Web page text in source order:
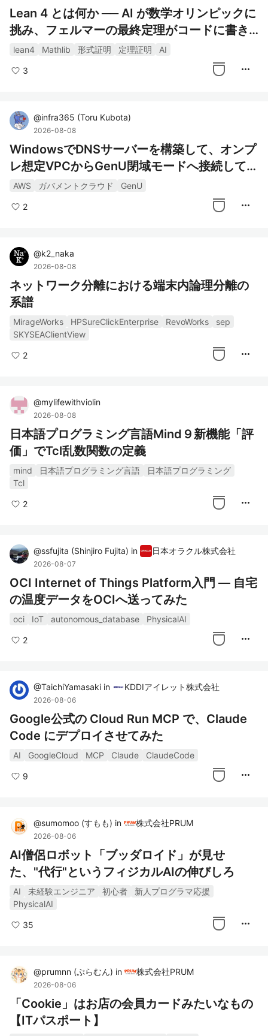
Lean 4 とは何か ── AI が数学オリンピックに
挑み、フェルマーの最終定理がコードに書き
写される時代の主役言語
lean4 Mathlib 形式証明 定理証明 AI
3 more_horiz
@infra365 (Toru Kubota)
2026-08-08
WindowsでDNSサーバーを構築して、オンプ
レ想定VPCからGenU閉域モードへ接続してみ
た
AWS ガバメントクラウド GenU
2 more_horiz
@k2_naka
2026-08-08
ネットワーク分離における端末内論理分離の
系譜
MirageWorks HPSureClickEnterprise RevoWorks
sep
SKYSEAClientView
2 more_horiz
@mylifewithviolin
2026-08-08
日本語プログラミング言語Mind９新機能「評
価」でTcl乱数関数の定義
mind 日本語プログラミング言語
日本語プログラミング
Tcl
2 more_horiz
@ssfujita (Shinjiro Fujita) in 日本オラクル株式会社
2026-08-07
OCI Internet of Things Platform入門 ― 自宅
の温度データをOCIへ送ってみた
oci IoT autonomous_database PhysicalAI
2 more_horiz
@TaichiYamasaki in KDDIアイレット株式会社
2026-08-06
Google公式の Cloud Run MCP で、Claude
Code にデプロイさせてみた
AI GoogleCloud MCP Claude ClaudeCode
9 more_horiz
@sumomoo (すもも) in 株式会社PRUM
2026-08-06
AI僧侶ロボット「ブッダロイド」が見せ
た、"代行"というフィジカルAIの伸びしろ
AI 未経験エンジニア 初心者
新人プログラマ応援
PhysicalAI
35 more_horiz
@prumnn (ぷらむん) in 株式会社PRUM
2026-08-06
「Cookie」はお店の会員カードみたいなもの
【ITパスポート】